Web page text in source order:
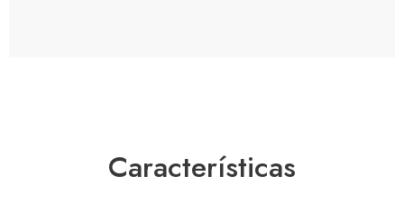
Características